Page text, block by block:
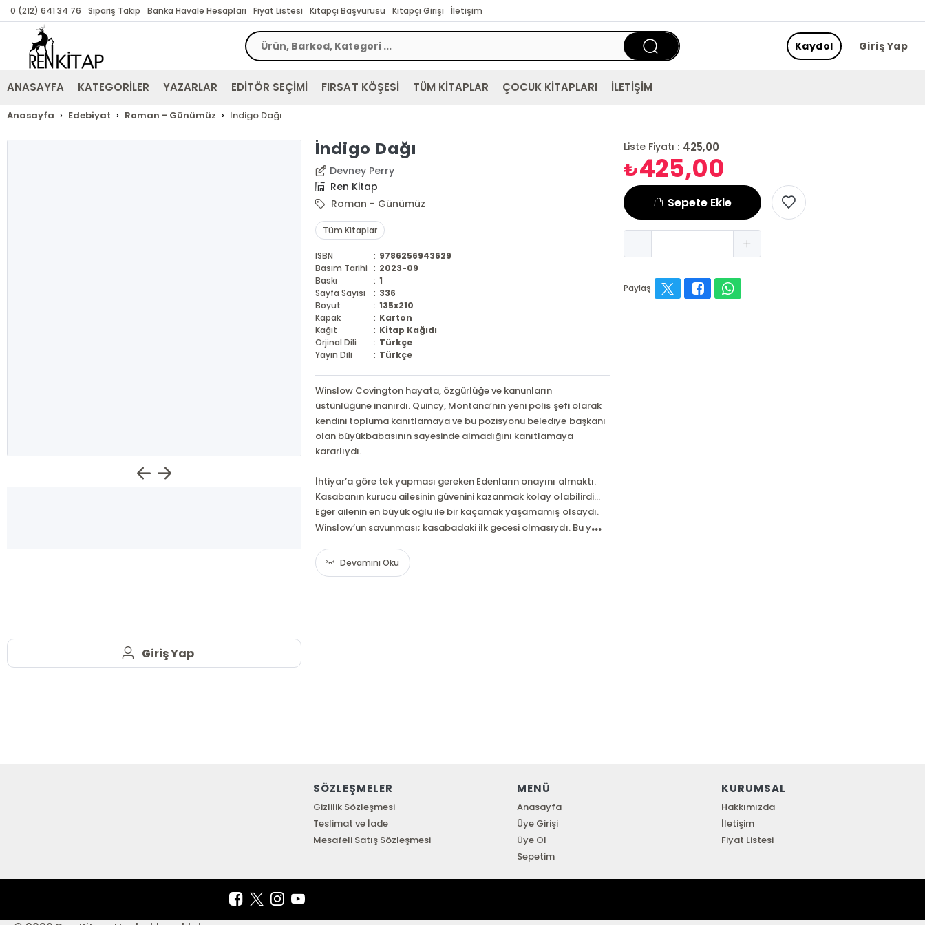
0 (212) 641 34 76 Sipariş Takip Banka Havale Hesapları Fiyat Listesi Kitapçı Başvurusu Kitapçı Girişi İletişim
Giriş Yap
Kaydol
ANASAYFA KATEGORİLER YAZARLAR EDİTÖR SEÇİMİ FIRSAT KÖŞESİ TÜM KİTAPLAR ÇOCUK KİTAPLARI İLETİŞİM
Anasayfa Edebiyat Roman - Günümüz İndigo Dağı
İndigo Dağı
Devney Perry
Ren Kitap
Roman - Günümüz
Tüm Kitaplar
ISBN : 9786256943629
Basım Tarihi : 2023-09
Baskı
: 1
Sayfa Sayısı
: 336
Boyut
: 135x210
Kapak
: Karton
Kağıt
: Kitap Kağıdı
Orjinal Dili
: Türkçe
Yayın Dili
: Türkçe
Winslow Covington hayata, özgürlüğe ve kanunların
üstünlüğüne inanırdı. Quincy, Montana’nın yeni polis şefi olarak
kendini topluma kanıtlamaya ve bu pozisyonu belediye başkanı
olan büyükbabasının sayesinde almadığını kanıtlamaya
kararlıydı.
İhtiyar’a göre tek yapması gereken Edenların onayını almaktı.
Kasabanın kurucu ailesinin güvenini kazanmak kolay olabilirdi…
Eğer ailenin en büyük oğlu ile bir kaçamak yaşamamış olsaydı.
Winslow’un savunması; kasabadaki ilk gecesi olmasıydı. Bu y...
Devamını Oku
Liste Fiyatı : 425,00
₺425,00
Sepete Ekle
Paylaş
Giriş Yap
SÖZLEŞMELER
Gizlilik Sözleşmesi
Teslimat ve İade
Mesafeli Satış Sözleşmesi
MENÜ
Anasayfa
Üye Girişi
Üye Ol
Sepetim
KURUMSAL
Hakkımızda
İletişim
Fiyat Listesi